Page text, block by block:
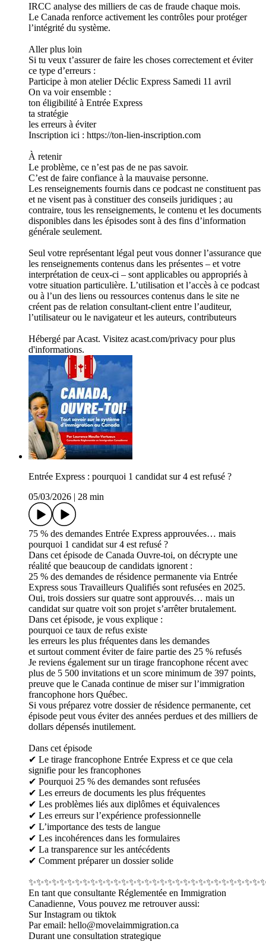
IRCC analyse des milliers de cas de fraude chaque mois.
Le Canada renforce activement les contrôles pour protéger
l’intégrité du système.
Aller plus loin
Si tu veux t’assurer de faire les choses correctement et éviter
ce type d’erreurs :
Participe à mon atelier Déclic Express Samedi 11 avril
On va voir ensemble :
ton éligibilité à Entrée Express
ta stratégie
les erreurs à éviter
Inscription ici : https://ton-lien-inscription.com
À retenir
Le problème, ce n’est pas de ne pas savoir.
C’est de faire confiance à la mauvaise personne.
Les renseignements fournis dans ce podcast ne constituent pas
et ne visent pas à constituer des conseils juridiques ; au
contraire, tous les renseignements, le contenu et les documents
disponibles dans les épisodes sont à des fins d’information
générale seulement.
Seul votre représentant légal peut vous donner l’assurance que
les renseignements contenus dans les présentes – et votre
interprétation de ceux-ci – sont applicables ou appropriés à
votre situation particulière. L’utilisation et l’accès à ce podcast
ou à l’un des liens ou ressources contenus dans le site ne
créent pas de relation consultant-client entre l’auditeur,
l’utilisateur ou le navigateur et les auteurs, contributeurs
Hébergé par Acast. Visitez acast.com/privacy pour plus
d'informations.
Entrée Express : pourquoi 1 candidat sur 4 est refusé ?
05/03/2026
28 min
75 % des demandes Entrée Express approuvées… mais
pourquoi 1 candidat sur 4 est refusé ?
Dans cet épisode de Canada Ouvre-toi, on décrypte une
réalité que beaucoup de candidats ignorent :
25 % des demandes de résidence permanente via Entrée
Express sous Travailleurs Qualifiés sont refusées en 2025.
Oui, trois dossiers sur quatre sont approuvés… mais un
candidat sur quatre voit son projet s’arrêter brutalement.
Dans cet épisode, je vous explique :
pourquoi ce taux de refus existe
les erreurs les plus fréquentes dans les demandes
et surtout comment éviter de faire partie des 25 % refusés
Je reviens également sur un tirage francophone récent avec
plus de 5 500 invitations et un score minimum de 397 points,
preuve que le Canada continue de miser sur l’immigration
francophone hors Québec.
Si vous préparez votre dossier de résidence permanente, cet
épisode peut vous éviter des années perdues et des milliers de
dollars dépensés inutilement.
Dans cet épisode
✔ Le tirage francophone Entrée Express et ce que cela
signifie pour les francophones
✔ Pourquoi 25 % des demandes sont refusées
✔ Les erreurs de documents les plus fréquentes
✔ Les problèmes liés aux diplômes et équivalences
✔ Les erreurs sur l’expérience professionnelle
✔ L’importance des tests de langue
✔ Les incohérences dans les formulaires
✔ La transparence sur les antécédents
✔ Comment préparer un dossier solide
En tant que consultante Réglementée en Immigration
Canadienne, Vous pouvez me retrouver aussi:
Sur Instagram ou tiktok
Par email: hello@movelaimmigration.ca
Durant une consultation strategique